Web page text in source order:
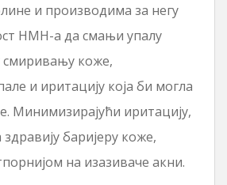
и производима за негу
НМН-а да смањи упалу
коже,
и иритацију која би могла
Минимизирајући иритацију,
баријеру коже,
на изазиваче акни.